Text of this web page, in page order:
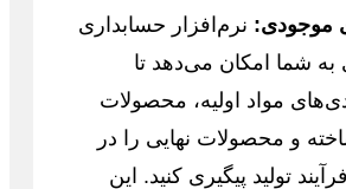
موجودی: نرم‌افزار حسابداری
به شما امکان می‌دهد تا
مواد اولیه، محصولات
و محصولات نهایی را در
تولید پیگیری کنید. این